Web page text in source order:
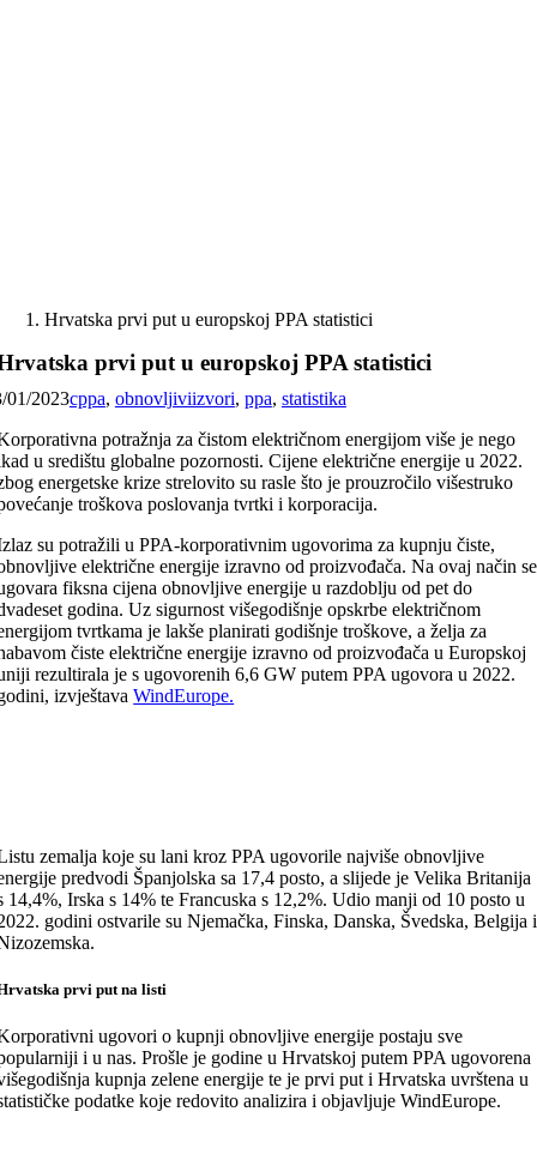
Hrvatska prvi put u europskoj PPA statistici
prvi put u europskoj PPA statistici
01/2023cppa, obnovljiviizvori, ppa, statistika
potražnja za čistom električnom energijom više je nego
u središtu globalne pozornosti. Cijene električne energije u 2022.
energetske krize strelovito su rasle što je prouzročilo višestruko
troškova poslovanja tvrtki i korporacija.
su potražili u PPA-korporativnim ugovorima za kupnju čiste,
električne energije izravno od proizvođača. Na ovaj način se
fiksna cijena obnovljive energije u razdoblju od pet do
godina. Uz sigurnost višegodišnje opskrbe električnom
tvrtkama je lakše planirati godišnje troškove, a želja za
čiste električne energije izravno od proizvođača u Europskoj
rezultirala je s ugovorenih 6,6 GW putem PPA ugovora u 2022.
izvještavaWindEurope.
zemalja koje su lani kroz PPA ugovorile najviše obnovljive
predvodi Španjolska sa 17,4 posto, a slijede je Velika Britanija
14,4%, Irska s 14% te Francuska s 12,2%. Udio manji od 10 posto u
godini ostvarile su Njemačka, Finska, Danska, Švedska, Belgija i
prvi put na listi
ugovori o kupnji obnovljive energije postaju sve
i u nas. Prošle je godine u Hrvatskoj putem PPA ugovorena
kupnja zelene energije te je prvi put i Hrvatska uvrštena u
podatke koje redovito analizira i objavljuje WindEurope.